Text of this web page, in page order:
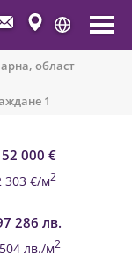
област
1
000 €
303 €/м2
286 лв.
лв./м2